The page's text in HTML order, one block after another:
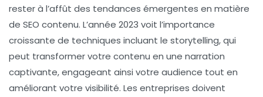
rester à l’affût des tendances émergentes en matière
de SEO contenu. L’année 2023 voit l’importance
croissante de techniques incluant le storytelling, qui
peut transformer votre contenu en une narration
captivante, engageant ainsi votre audience tout en
améliorant votre visibilité. Les entreprises doivent